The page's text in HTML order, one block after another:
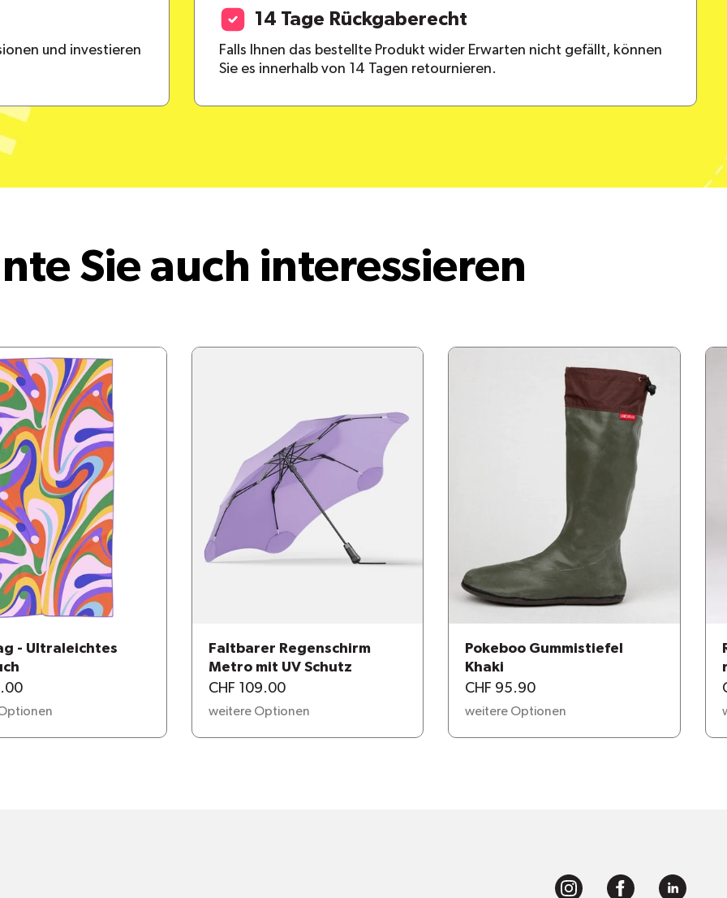
und investieren
14 Tage Rückgaberecht
Falls Ihnen das bestellte Produkt wider Erwarten nicht gefällt, können
Sie es innerhalb von 14 Tagen retournieren.
Sie auch interessieren
- Ultraleichtes
Faltbarer Regenschirm
Metro mit UV Schutz
CHF 109.00
weitere Optionen
Pokeboo Gummistiefel
Khaki
CHF 95.90
weitere Optionen